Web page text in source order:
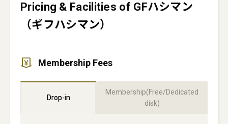
Pricing & Facilities of GFハシマン
（ギフハシマン）
Membership Fees
Drop-in
Membership(Free/Dedicated
disk)